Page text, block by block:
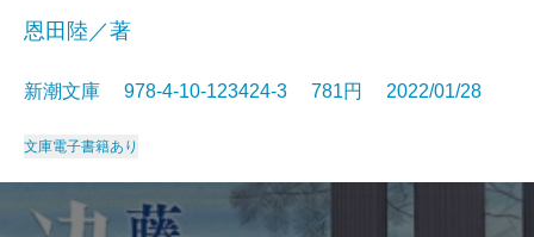
恩田陸／著
新潮文庫 978-4-10-123424-3 781円 2022/01/28
文庫電子書籍あり